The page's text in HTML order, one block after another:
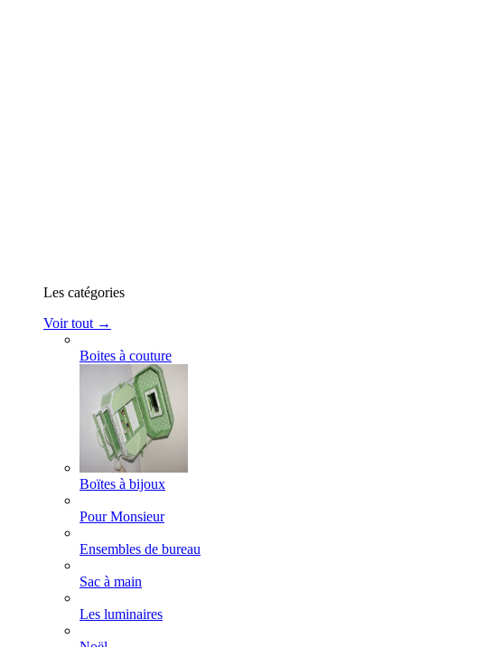
Les catégories
Voir tout →
Boites à couture
Boïtes à bijoux
Pour Monsieur
Ensembles de bureau
Sac à main
Les luminaires